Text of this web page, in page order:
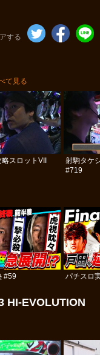
する
て見る
スロットVII
射駒タケ
#719
#59 パチスロ
HI‐EVOLUTION